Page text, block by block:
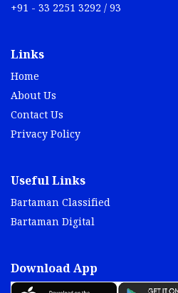
+91 - 33 2251 3292 / 93
Links
Home
About Us
Contact Us
Privacy Policy
Useful Links
Bartaman Classified
Bartaman Digital
Download App